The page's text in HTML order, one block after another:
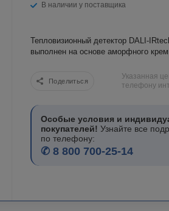
В наличии у поставщика
Тепловизионный детектор DALI-
выполнен на основе аморфного
Поделиться
Указанная
телефону
Особые условия и
покупателей! Узнайте все
по телефону:
✆ 8 800 700-25-14